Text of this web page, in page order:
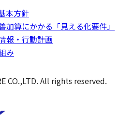
その他の規範を遵守
る個人情報に関する法令
本方針
加算にかかる「見える化要件」
報・行動計画
み
CO.,LTD. All rights reserved.